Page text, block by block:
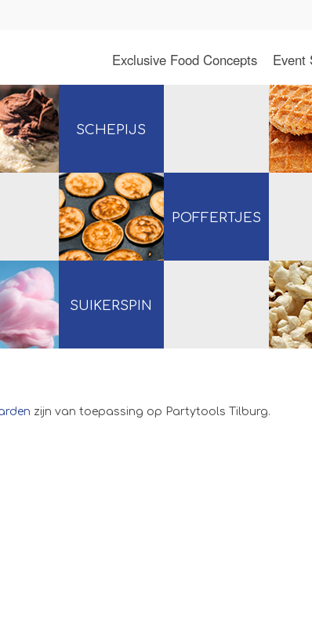
Exclusive Food Concepts Event
SCHEPIJS
POFFERTJES
SUIKERSPIN
zijn van toepassing op Partytools Tilburg.